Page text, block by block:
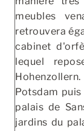
meubles
retrouvera
cabinet
lequel
Potsdam
palais de
jardins du